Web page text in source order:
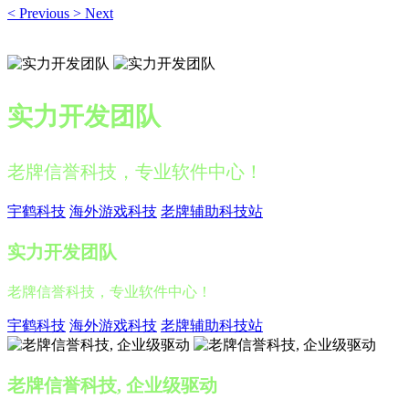
< Previous > Next
实力开发团队
老牌信誉科技，专业软件中心！
宇鹤科技 海外游戏科技 老牌辅助科技站
实力开发团队
老牌信誉科技，专业软件中心！
宇鹤科技 海外游戏科技 老牌辅助科技站
老牌信誉科技, 企业级驱动